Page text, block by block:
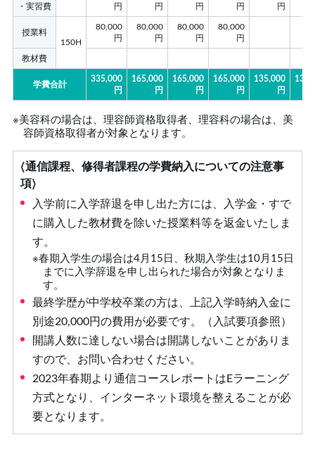
・実習費
円
円
円
円
円
授業料
150H
80,000
円
80,000
円
80,000
円
80,000
円
教材費
学費合計
335,000
円
165,000
円
165,000
円
165,000
円
135,000
円
※美容科の場合は、理容師資格取得者、理容科の場合は、美
容師資格取得者が対象となります。
〈通信課程、修得者課程の学費納⼊についての注意事
項〉
⼊学前に⼊学辞退を申し出た⽅には、入学金・すで
に購入した教材費を除いた授業料等を返金いたしま
す。
※春期⼊学⽣の場合は4⽉15⽇、秋期⼊学⽣は10⽉15⽇
までに⼊学辞退を申し出られた場合が対象となりま
す。
最終学歴が中学校卒業の⽅は、上記⼊学時納⼊⾦に
別途20,000円の費⽤が必要です。（入試要項参照）
開講⼈数に達しない場合は開講しないことがありま
すので、お問い合わせください。
2023年春期より通信コースレポートはEラーニング
方式となり、インターネット環境を整えることが必
要となります。